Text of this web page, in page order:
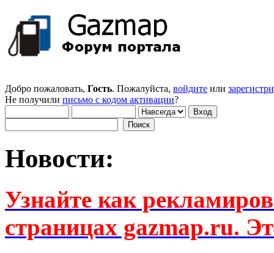
Добро пожаловать, Гость. Пожалуйста, войдите или
Не получили письмо с кодом активации?
Новости:
Узнайте как
страницах gazmap.ru.